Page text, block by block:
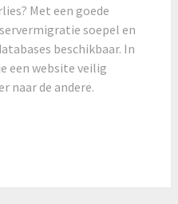
Met een goede
soepel en
beschikbaar. In
een website veilig
naar de andere.